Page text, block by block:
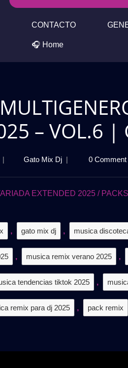
CONTACTO
🎧 Home
– VOL.6 |
| Gato Mix DjMUSICA
INTROS
VOL.6
Gratis
| 0 Comment
EXTENDED 2025 / PACKS
, gato mix dj , musica
, musica remix verano 2025 ,
tendencias tiktok 2025 ,
remix para dj 2025 , pack remix